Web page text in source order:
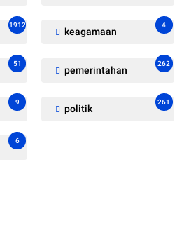
1912
keagamaan
4
51
pemerintahan
262
9
politik
261
6